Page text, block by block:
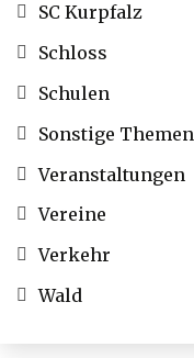
SC Kurpfalz
Schloss
Schulen
Sonstige Themen
Veranstaltungen
Vereine
Verkehr
Wald